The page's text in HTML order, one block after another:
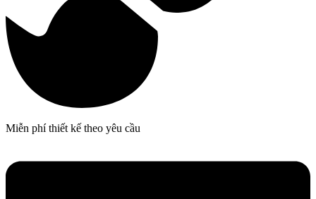
Miễn phí thiết kế theo yêu cầu